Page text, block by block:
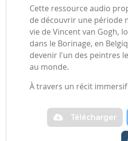
Cette ressource audio
de découvrir une période
vie de Vincent van Gogh,
dans le Borinage, en
devenir l'un des peintres
au monde.
À travers un récit
Télécharger